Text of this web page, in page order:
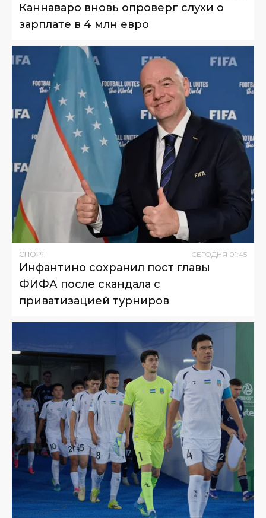
Каннаваро вновь опроверг слухи о
зарплате в 4 млн евро
СПОРТ СЕГОДНЯ 01:45
Инфантино сохранил пост главы
ФИФА после скандала с
приватизацией турниров